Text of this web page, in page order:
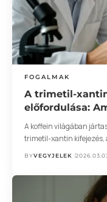
FOGALMAK
A trimetil-
előfordulása:
A koffein világában
trimetil-xantin kifejezés,
BYVEGYJELEK